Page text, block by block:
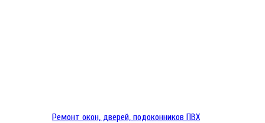
Ремонт окон, дверей, подоконников ПВХ